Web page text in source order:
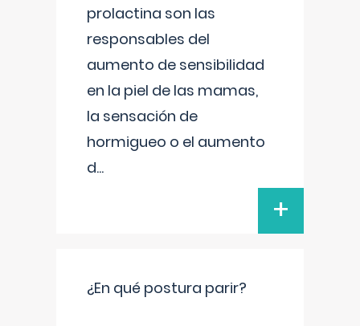
prolactina son las
responsables del
aumento de sensibilidad
en la piel de las mamas,
la sensación de
hormigueo o el aumento
d...
+
¿En qué postura parir?